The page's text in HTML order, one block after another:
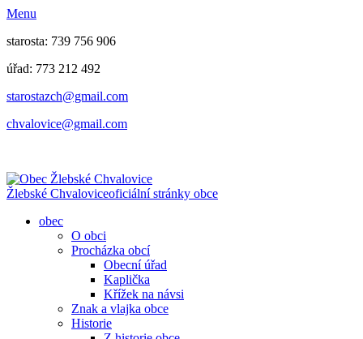
Menu
starosta: 739 756 906
úřad: 773 212 492
​​​​starostazch@gmail.com
​​​​chvalovice@gmail.com
Žlebské Chvaloviceoficiální stránky obce
obec
O obci
Procházka obcí
Obecní úřad
Kaplička
Křížek na návsi
Znak a vlajka obce
Historie